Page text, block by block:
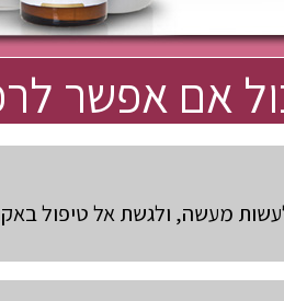
מעשה, ולגשת אל טיפול
אם אפשר